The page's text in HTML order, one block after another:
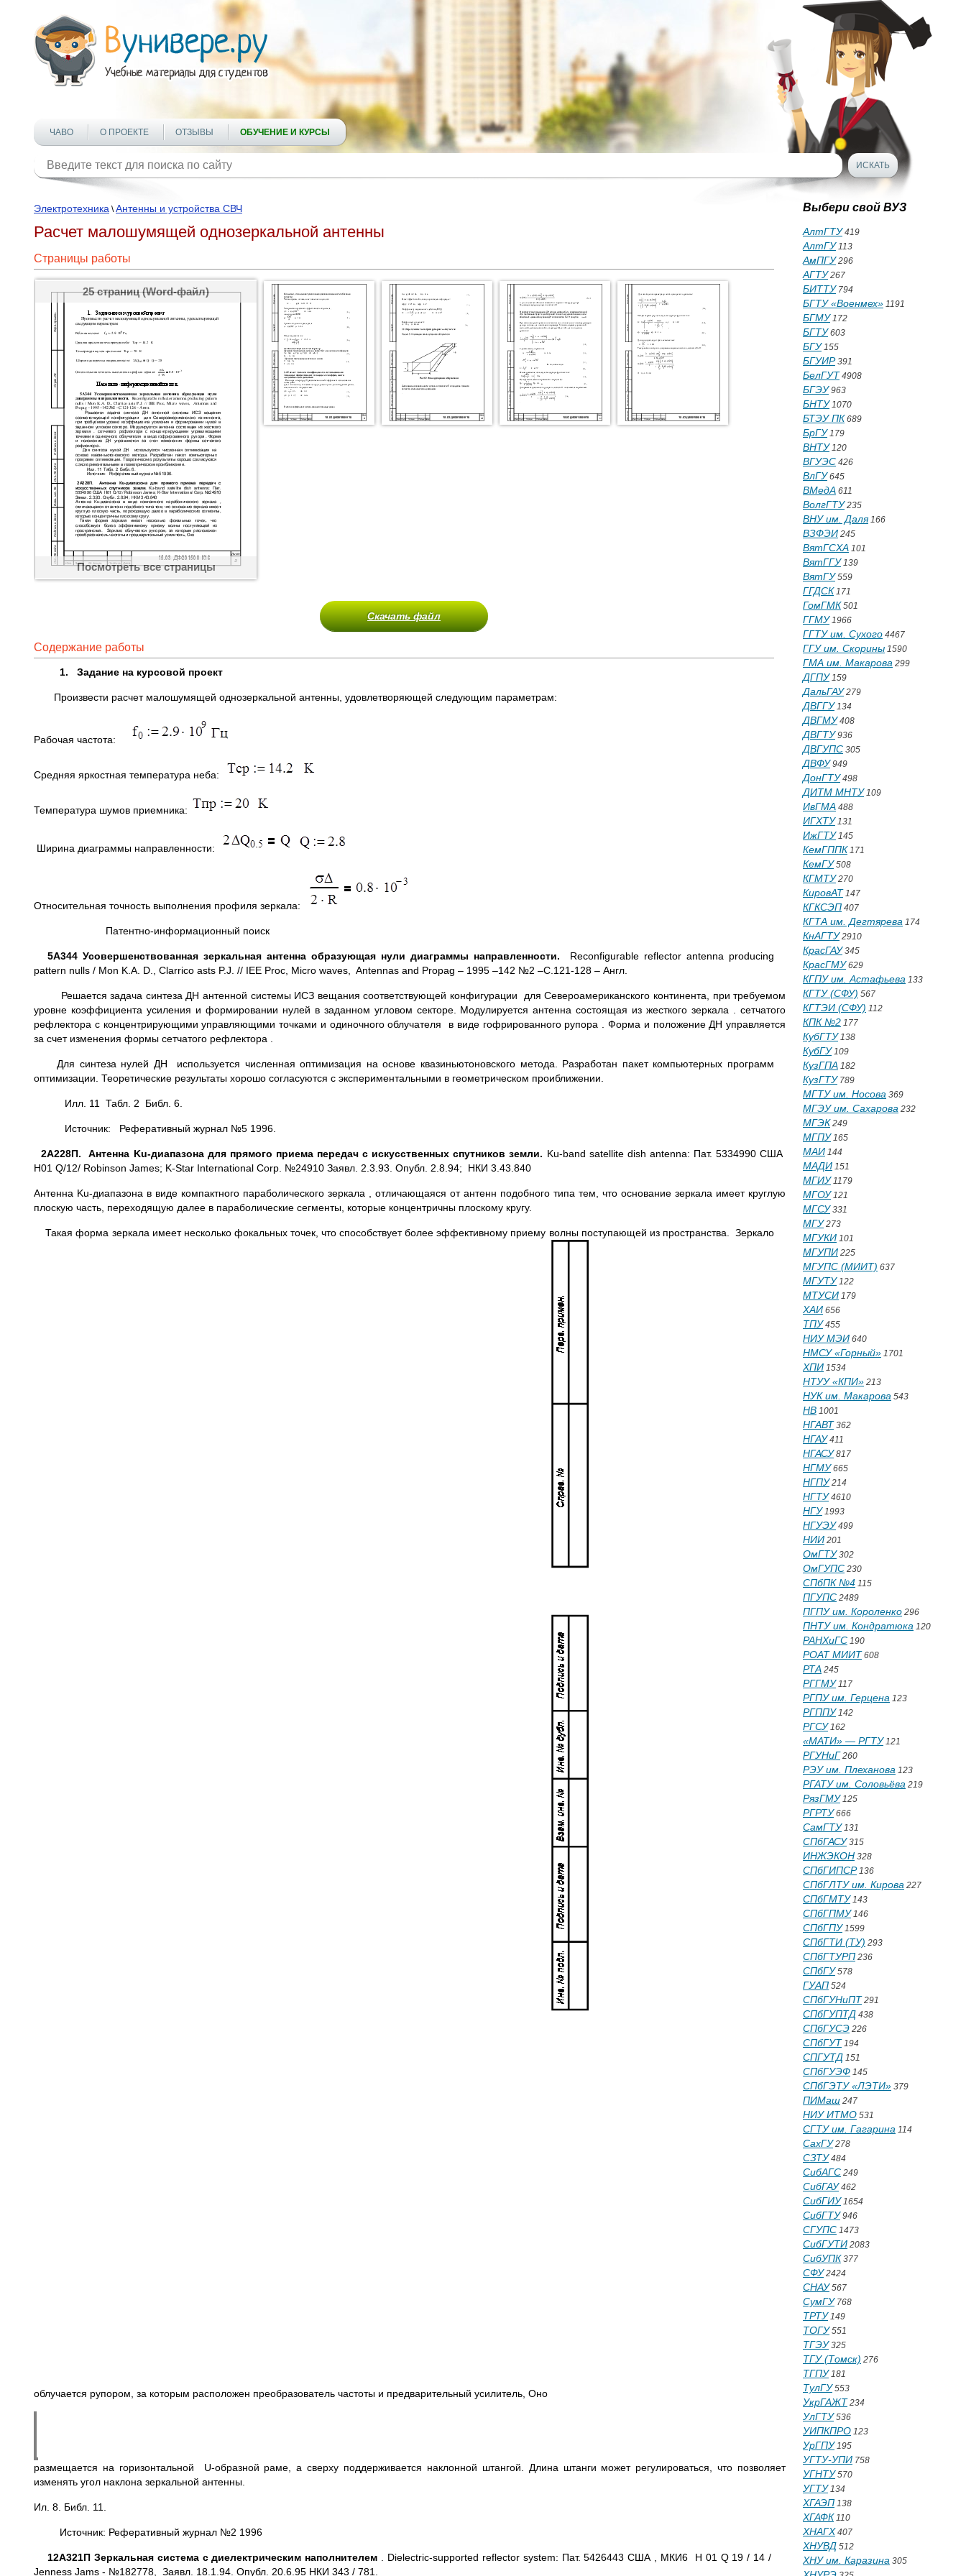
ЧАВО О ПРОЕКТЕ ОТЗЫВЫ ОБУЧЕНИЕ И КУРСЫ
Электротехника \Антенны и устройства СВЧ
Расчет малошумящей однозеркальной антенны
Страницы работы
25 страниц (Word-файл)
Посмотреть все страницы
Скачать файл
Содержание работы
1. Задание на курсовой проект
Произвести расчет малошумящей однозеркальной антенны, удовлетворяющей следующим параметрам:
Рабочая частота:
Средняя яркостная температура неба:
Температура шумов приемника:
Ширина диаграммы направленности:
Относительная точность выполнения профиля зеркала:
Патентно-информационный поиск
5А344 Усовершенствованная зеркальная антенна образующая нули диаграммы направленности. Reconfigurable reflector antenna producing
pattern nulls / Mon K.A. D., Clarrico asts P.J. // IEE Proc, Micro waves, Antennas and Propag – 1995 –142 №2 –С.121-128 – Англ.
Решается задача синтеза ДН антенной системы ИСЗ вещания соответствующей конфигурации для Североамериканского континента, при требуемом
уровне коэффициента усиления и формировании нулей в заданном угловом секторе. Модулируется антенна состоящая из жесткого зеркала . сетчатого
рефлектора с концентрирующими управляющими точками и одиночного облучателя в виде гофрированного рупора . Форма и положение ДН управляется
за счет изменения формы сетчатого рефлектора .
Для синтеза нулей ДН используется численная оптимизация на основе квазиньютоновского метода. Разработан пакет компьютерных программ
оптимизации. Теоретические результаты хорошо согласуются с экспериментальными в геометрическом проиближении.
Илл. 11 Табл. 2 Библ. 6.
Источник: Реферативный журнал №5 1996.
2А228П. Антенна Ku-диапазона для прямого приема передач с искусственных спутников земли. Ku-band satellite dish antenna: Пат. 5334990 США
H01 Q/12/ Robinson James; K-Star International Corp. №24910 Заявл. 2.3.93. Опубл. 2.8.94; НКИ 3.43.840
Антенна Ku-диапазона в виде компактного параболического зеркала , отличающаяся от антенн подобного типа тем, что основание зеркала имеет круглую
плоскую часть, переходящую далее в параболические сегменты, которые концентричны плоскому кругу.
Такая форма зеркала имеет несколько фокальных точек, что способствует более эффективному приему волны поступающей из пространства. Зеркало
облучается рупором, за которым расположен преобразователь частоты и предварительный усилитель, Оно
размещается на горизонтальной U-образной раме, а сверху поддерживается наклонной штангой. Длина штанги может регулироваться, что позволяет
изменять угол наклона зеркальной антенны.
Ил. 8. Библ. 11.
Источник: Реферативный журнал №2 1996
12А321П Зеркальная система с диелектрическим наполнителем . Dielectric-supported reflector system: Пат. 5426443 США , МКИ6 Н 01 Q 19 / 14 /
Jenness Jams - №182778, Заявл. 18.1.94. Опубл. 20.6.95 НКИ 343 / 781.
Выбери свой ВУЗ
АлтГТУ419
АлтГУ113
АмПГУ296
АГТУ267
БИТТУ794
БГТУ «Военмех» 1191
БГМУ172
БГТУ603
БГУ155
БГУИР391
БелГУТ 4908
БГЭУ963
БНТУ1070
БТЭУ ПК 689
БрГУ179
ВНТУ120
ВГУЭС 426
ВлГУ645
ВМедА 611
ВолгГТУ235
ВНУ им. Даля166
ВЗФЭИ 245
ВятГСХА 101
ВятГГУ139
ВятГУ559
ГГДСК 171
ГомГМК 501
ГГМУ1966
ГГТУ им. Сухого 4467
ГГУ им. Скорины 1590
ГМА им. Макарова 299
ДГПУ159
ДальГАУ279
ДВГГУ134
ДВГМУ408
ДВГТУ936
ДВГУПС 305
ДВФУ949
ДонГТУ498
ДИТМ МНТУ109
ИвГМА 488
ИГХТУ131
ИжГТУ145
КемГППК 171
КемГУ508
КГМТУ270
КировАТ 147
КГКСЭП 407
КГТА им. Дегтярева 174
КнАГТУ2910
КрасГАУ345
КрасГМУ629
КГПУ им. Астафьева 133
КГТУ (СФУ) 567
КГТЭИ (СФУ) 112
КПК №2 177
КубГТУ138
КубГУ109
КузГПА 182
КузГТУ789
МГТУ им. Носова 369
МГЭУ им. Сахарова 232
МГЭК 249
МГПУ165
МАИ 144
МАДИ 151
МГИУ1179
МГОУ121
МГСУ331
МГУ273
МГУКИ 101
МГУПИ 225
МГУПС (МИИТ) 637
МГУТУ122
МТУСИ 179
ХАИ 656
ТПУ455
НИУ МЭИ 640
НМСУ «Горный» 1701
ХПИ 1534
НТУУ «КПИ» 213
НУК им. Макарова 543
НВ 1001
НГАВТ 362
НГАУ411
НГАСУ817
НГМУ665
НГПУ214
НГТУ4610
НГУ1993
НГУЭУ499
НИИ 201
ОмГТУ302
ОмГУПС 230
СПбПК №4 115
ПГУПС 2489
ПГПУ им. Короленко 296
ПНТУ им. Кондратюка 120
РАНХиГС 190
РОАТ МИИТ 608
РТА 245
РГГМУ117
РГПУ им. Герцена 123
РГППУ142
РГСУ162
«МАТИ» — РГТУ121
РГУНиГ 260
РЭУ им. Плеханова 123
РГАТУ им. Соловьёва 219
РязГМУ125
РГРТУ666
СамГТУ131
СПбГАСУ315
ИНЖЭКОН 328
СПбГИПСР136
СПбГЛТУ им. Кирова 227
СПбГМТУ143
СПбГПМУ146
СПбГПУ1599
СПбГТИ (ТУ) 293
СПбГТУРП 236
СПбГУ578
ГУАП 524
СПбГУНиПТ 291
СПбГУПТД 438
СПбГУСЭ 226
СПбГУТ 194
СПГУТД 151
СПбГУЭФ 145
СПбГЭТУ «ЛЭТИ» 379
ПИМаш 247
НИУ ИТМО 531
СГТУ им. Гагарина 114
СахГУ278
СЗТУ484
СибАГС 249
СибГАУ462
СибГИУ1654
СибГТУ946
СГУПС 1473
СибГУТИ 2083
СибУПК 377
СФУ2424
СНАУ567
СумГУ768
ТРТУ149
ТОГУ551
ТГЭУ325
ТГУ (Томск) 276
ТГПУ181
ТулГУ553
УкрГАЖТ 234
УлГТУ536
УИПКПРО 123
УрГПУ195
УГТУ-УПИ 758
УГНТУ570
УГТУ134
ХГАЭП 138
ХГАФК 110
ХНАГХ 407
ХНУВД 512
ХНУ им. Каразина 305